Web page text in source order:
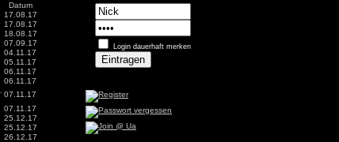
Datum
17.08.17
17.08.17
18.08.17
07.09.17
04.11.17
05.11.17
06.11.17
06.11.17
07.11.17
07.11.17
25.12.17
25.12.17
26.12.17
Login dauerhaft merken